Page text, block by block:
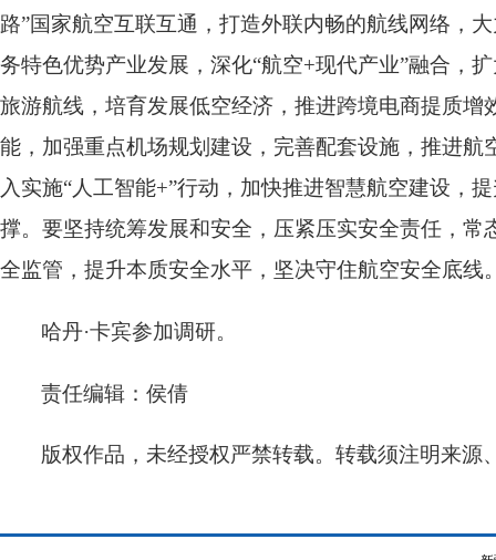
路”国家航空互联互通，打造外联内畅的航线网络，
务特色优势产业发展，深化“航空+现代产业”融合，
旅游航线，培育发展低空经济，推进跨境电商提质
能，加强重点机场规划建设，完善配套设施，推进
入实施“人工智能+”行动，加快推进智慧航空建设，
撑。要坚持统筹发展和安全，压紧压实安全责任，
全监管，提升本质安全水平，坚决守住航空安全底线
哈丹·卡宾参加调研。
责任编辑：侯倩
版权作品，未经授权严禁转载。转载须注明来